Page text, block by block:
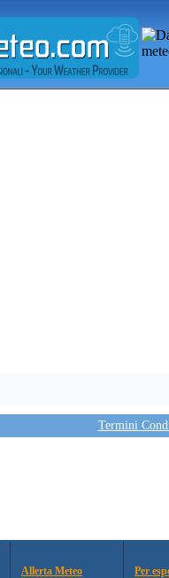
Termini
Allerta Meteo Per